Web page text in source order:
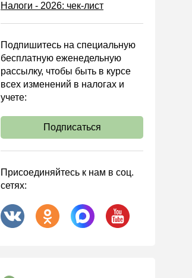
Налоги - 2026: чек-лист
Подпишитесь на специальную
бесплатную еженедельную
рассылку, чтобы быть в курсе
всех изменений в налогах и
учете:
Подписаться
Присоединяйтесь к нам в соц.
сетях: